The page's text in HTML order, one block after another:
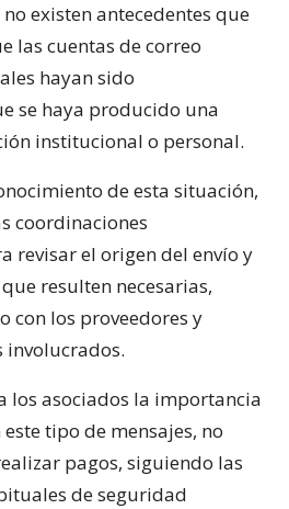
existen antecedentes que
las cuentas de correo
hayan sido
se haya producido una
institucional o personal.
de esta situación,
coordinaciones
revisar el origen del envío y
resulten necesarias,
con los proveedores y
involucrados.
los asociados la importancia
tipo de mensajes, no
pagos, siguiendo las
de seguridad